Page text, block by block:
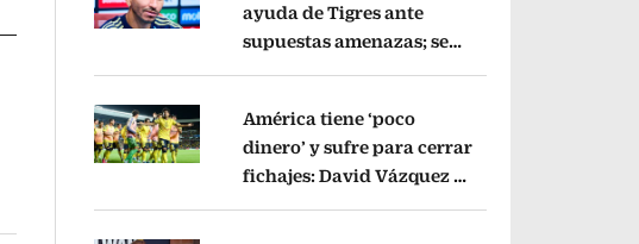
Opens in new window
ayuda de Tigres ante
supuestas amenazas; se
Opens in new window
América tiene ‘poco
dinero’ y sufre para cerrar
fichajes: David Vázquez se